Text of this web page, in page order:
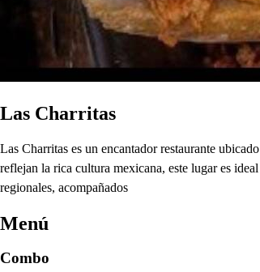
Las Charritas
Las Charritas es un encantador restaurante
reflejan la rica cultura mexicana, este lugar es
regionales, acompañados
Menú
Combo